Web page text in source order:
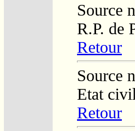
Source
R.P. de
Retour
Source
Etat
Retour